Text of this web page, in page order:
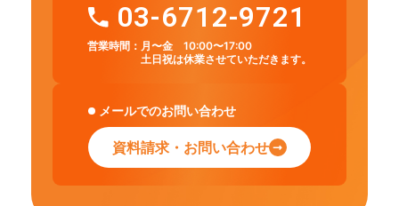
03-6712-9721
営業時間： 月〜金 10:00〜17:00
土日祝は休業させていただきます。
メールでのお問い合わせ
資料請求・お問い合わせ